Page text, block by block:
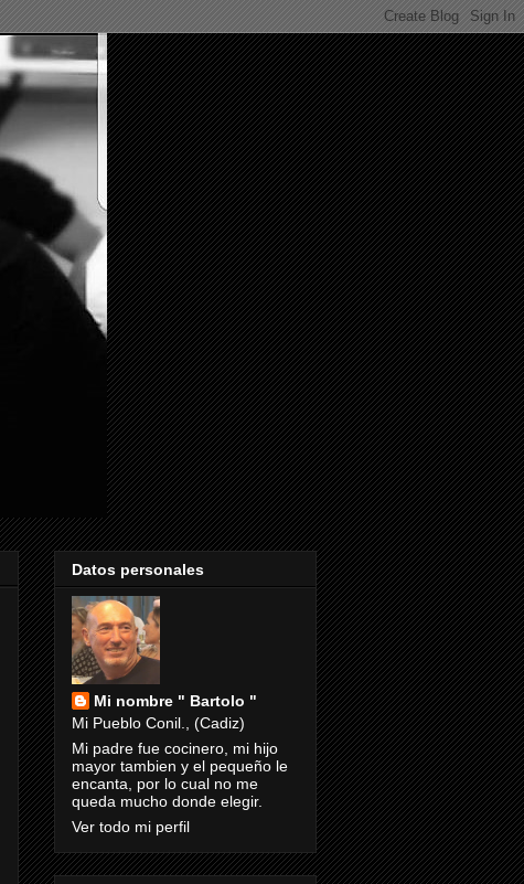
Datos personales
Mi nombre " Bartolo "
Mi Pueblo Conil., (Cadiz)
Mi padre fue cocinero, mi hijo
mayor tambien y el pequeño le
encanta, por lo cual no me
queda mucho donde elegir.
Ver todo mi perfil